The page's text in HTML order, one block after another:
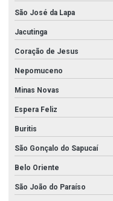
São José da Lapa
Jacutinga
Coração de Jesus
Nepomuceno
Minas Novas
Espera Feliz
Buritis
São Gonçalo do Sapucaí
Belo Oriente
São João do Paraíso